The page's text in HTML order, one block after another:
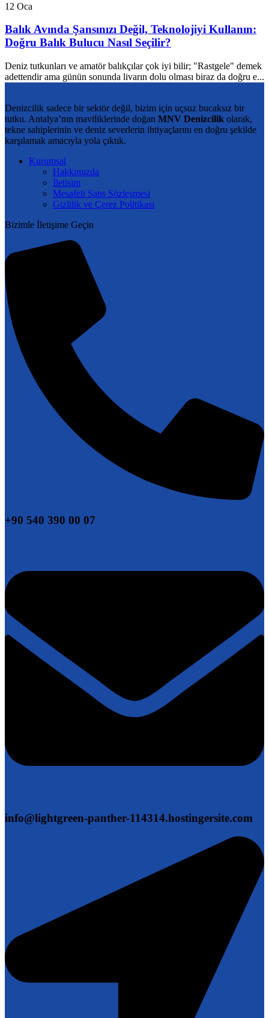
12 Oca
Balık Avında Şansınızı Değil, Teknolojiyi Kullanın:
Doğru Balık Bulucu Nasıl Seçilir?
Deniz tutkunları ve amatör balıkçılar çok iyi bilir; "Rastgele" demek
adettendir ama günün sonunda livarın dolu olması biraz da doğru e...
Denizcilik sadece bir sektör değil, bizim için uçsuz bucaksız bir
tutku. Antalya’nın maviliklerinde doğan MNV Denizcilik olarak,
tekne sahiplerinin ve deniz severlerin ihtiyaçlarını en doğru şekilde
karşılamak amacıyla yola çıktık.
Kurumsal
Hakkımızda
İletişim
Mesafeli Satış Sözleşmesi
Gizlilik ve Çerez Politikası
Bizimle İletişime Geçin
+90 540 390 00 07
info@lightgreen-panther-114314.hostingersite.com